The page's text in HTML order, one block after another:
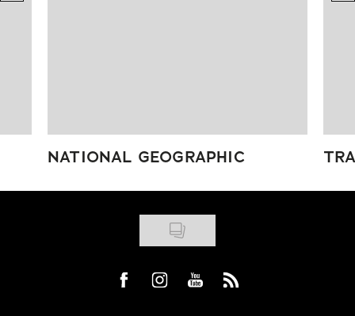
NATIONAL GEOGRAPHIC
Visit us on Facebook
Visit us on Instagram
Visit us on Youtube
Visit us on Rss